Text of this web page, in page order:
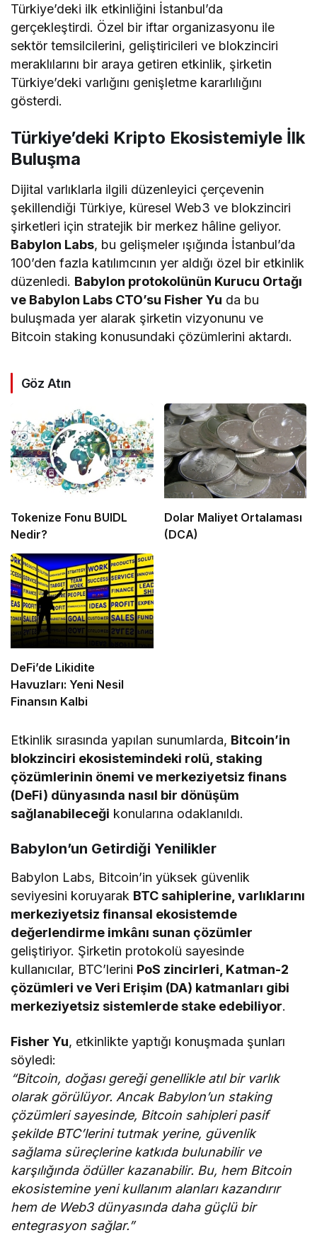
Türkiye’deki ilk etkinliğini İstanbul’da
gerçekleştirdi. Özel bir iftar organizasyonu ile
sektör temsilcilerini, geliştiricileri ve blokzinciri
meraklılarını bir araya getiren etkinlik, şirketin
Türkiye’deki varlığını genişletme kararlılığını
gösterdi.
Türkiye’deki Kripto Ekosistemiyle İlk
Buluşma
Dijital varlıklarla ilgili düzenleyici çerçevenin
şekillendiği Türkiye, küresel Web3 ve blokzinciri
şirketleri için stratejik bir merkez hâline geliyor.
Babylon Labs, bu gelişmeler ışığında İstanbul’da
100’den fazla katılımcının yer aldığı özel bir etkinlik
düzenledi. Babylon protokolünün Kurucu Ortağı
ve Babylon Labs CTO’su Fisher Yu da bu
buluşmada yer alarak şirketin vizyonunu ve
Bitcoin staking konusundaki çözümlerini aktardı.
Göz Atın
Tokenize Fonu BUIDL
Nedir?
Dolar Maliyet Ortalaması
(DCA)
DeFi’de Likidite
Havuzları: Yeni Nesil
Finansın Kalbi
Etkinlik sırasında yapılan sunumlarda, Bitcoin’in
blokzinciri ekosistemindeki rolü, staking
çözümlerinin önemi ve merkeziyetsiz finans
(DeFi) dünyasında nasıl bir dönüşüm
sağlanabileceği konularına odaklanıldı.
Babylon’un Getirdiği Yenilikler
Babylon Labs, Bitcoin’in yüksek güvenlik
seviyesini koruyarak BTC sahiplerine, varlıklarını
merkeziyetsiz finansal ekosistemde
değerlendirme imkânı sunan çözümler
geliştiriyor. Şirketin protokolü sayesinde
kullanıcılar, BTC’lerini PoS zincirleri, Katman-2
çözümleri ve Veri Erişim (DA) katmanları gibi
merkeziyetsiz sistemlerde stake edebiliyor.
Fisher Yu, etkinlikte yaptığı konuşmada şunları
söyledi:
“Bitcoin, doğası gereği genellikle atıl bir varlık
olarak görülüyor. Ancak Babylon’un staking
çözümleri sayesinde, Bitcoin sahipleri pasif
şekilde BTC’lerini tutmak yerine, güvenlik
sağlama süreçlerine katkıda bulunabilir ve
karşılığında ödüller kazanabilir. Bu, hem Bitcoin
ekosistemine yeni kullanım alanları kazandırır
hem de Web3 dünyasında daha güçlü bir
entegrasyon sağlar.”